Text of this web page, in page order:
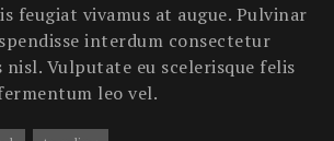
feugiat vivamus at augue. Pulvinar
interdum consectetur
Vulputate eu scelerisque felis
leo vel.